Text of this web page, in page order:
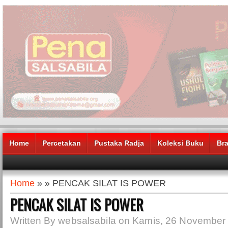
Home Percetakan Pustaka Radja Koleksi Buku
Home » » PENCAK SILAT IS POWER
PENCAK SILAT IS POWER
Written By websalsabila on Kamis, 26